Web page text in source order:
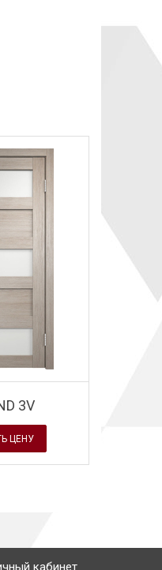
Завод Velldoris -
- модель с
ECO FLEX
3V
ЦЕНУ
кабинет